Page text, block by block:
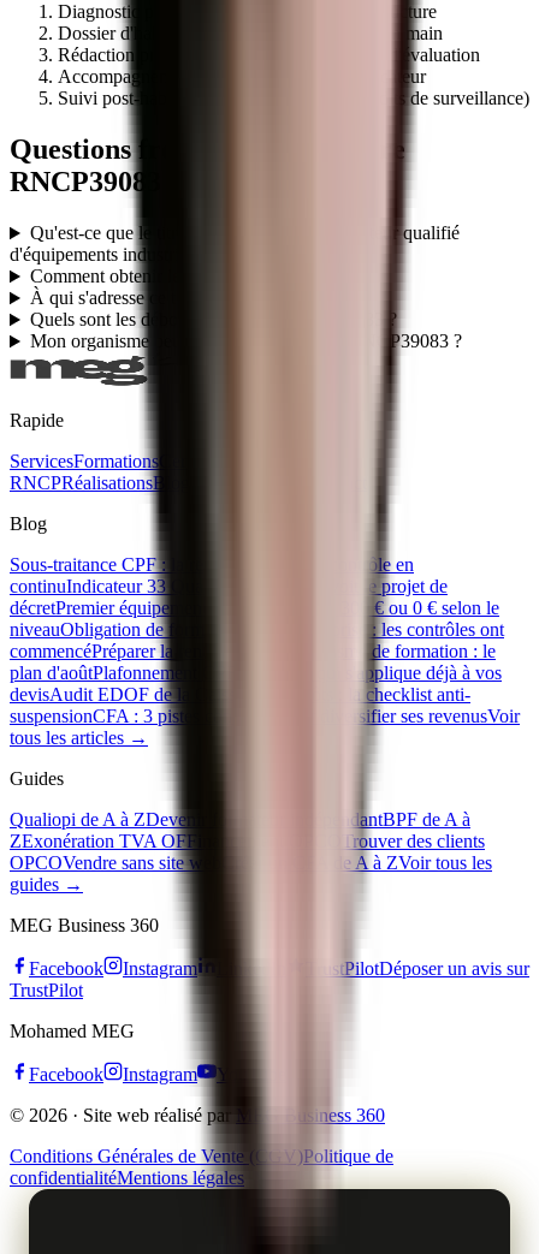
Diagnostic préalable d'éligibilité de votre structure
Dossier d'habilitation centre évaluateur clé en main
Rédaction programme + référentiel + outils d'évaluation
Accompagnement audit initial par le certificateur
Suivi post-habilitation (renouvellement, audits de surveillance)
Questions fréquentes sur le titre
RNCP39083
Qu'est-ce que le titre professionnel TP - Monteur qualifié
d'équipements industriels (RNCP39083) ?
Comment obtenir le titre RNCP39083 ?
À qui s'adresse ce titre RNCP39083 ?
Quels sont les débouchés du titre RNCP39083 ?
Mon organisme peut-il faire passer le titre RNCP39083 ?
Rapide
ServicesFormations
RNCPRéalisationsBlog
Blog
Sous-traitance CPF : la règle des 80/20 se contrôle en
continuIndicateur 33 Qualiopi : ce que prévoit le projet de
décretPremier équipement apprenti : 500 €, 300 € ou 0 € selon le
niveauObligation de formation IA en entreprise : les contrôles ont
commencéPréparer la rentrée de son organisme de formation : le
plan d'aoûtPlafonnement CPF 2026 : ce qui s'applique déjà à vos
devisAudit EDOF de la Caisse des Dépôts : la checklist anti-
suspensionCFA : 3 pistes concrètes pour diversifier ses revenusVoir
tous les articles →
Guides
Qualiopi de A à ZDevenir formateur indépendantBPF de A à
ZExonération TVA OFFinancement OPCO
Trouver des clients
OPCOVendre sans site web Créer un CFA de A à ZVoir tous les
guides →
MEG Business 360
Facebook Instagram TrustPilotDéposer un avis sur
TrustPilot
Mohamed MEG
Facebook Instagram
YouTube
© 2026 · Site web réalisé par
MEG Business 360
Conditions Générales de Vente (CGV)Politique de
confidentialitéMentions légales